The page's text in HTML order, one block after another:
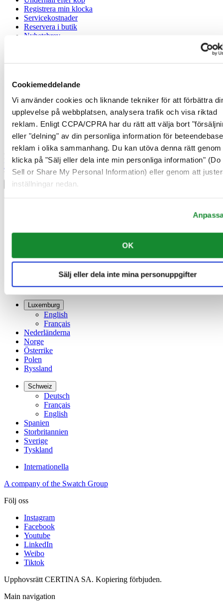
Cookiemeddelande
Vi använder cookies och liknande tekniker för att förbättra
upplevelse på webbplatsen, analysera trafik och visa riktad
reklam. Enligt CCPA/CPRA har du rätt att välja bort
eller "delning" av din personliga information för
reklam i olika sammanhang. Du kan utöva denna rätt genom
klicka på "Sälj eller dela inte min personliga information" (Do
Sell or Share My Personal Information) eller genom att
inställningar nedan.
OK
Sälj eller dela inte mina personuppgifter
Registrera min klocka
Servicekostnader
Reservera i butik
Nyhetsbrev
Integritetsmeddelande
Cookiemeddelande
Försäljningsvillkor
Ångerrätt / Frånträde av avtal
Gå med i Certina Klubben
Registrera dig för att få exklusiv information
Bli medlem
Välj land/region
Språkväljare
Irland
English
简体中文
Luxemburg
English
Français
Nederländerna
Norge
Österrike
Polen
Ryssland
Schweiz
Deutsch
Français
English
Spanien
Storbritannien
Sverige
Tyskland
Internationella
A company of the Swatch Group
Följ oss
Instagram
Facebook
Youtube
LinkedIn
Weibo
Tiktok
Upphovsrätt CERTINA SA. Kopiering förbjuden.
Main navigation